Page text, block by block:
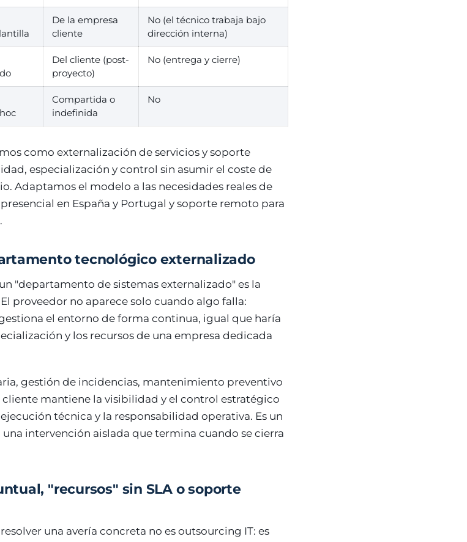
De la empresa
cliente
No (el técnico trabaja bajo
dirección interna)
Del cliente (post-
proyecto)
No (entrega y cierre)
Compartida o
indefinida
No
como externalización de servicios y soporte
especialización y control sin asumir el coste de
Adaptamos el modelo a las necesidades reales de
en España y Portugal y soporte remoto para
tecnológico externalizado
"departamento de sistemas externalizado" es la
proveedor no aparece solo cuando algo falla:
el entorno de forma continua, igual que haría
y los recursos de una empresa dedicada
gestión de incidencias, mantenimiento preventivo
mantiene la visibilidad y el control estratégico
técnica y la responsabilidad operativa. Es un
intervención aislada que termina cuando se cierra
"recursos" sin SLA o soporte
una avería concreta no es outsourcing IT: es